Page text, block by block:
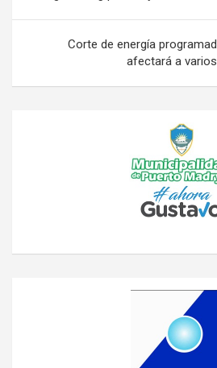
entradas
Corte de energía
afectará a